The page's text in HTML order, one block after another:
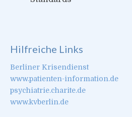
Hilfreiche Links
Berliner Krisendienst
www.patienten-information.de
psychiatrie.charite.de
www.kvberlin.de